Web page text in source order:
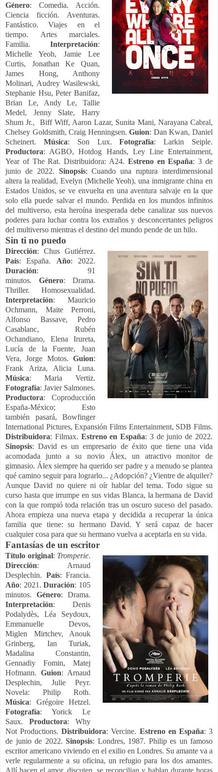
Género: Comedia. Acción.
Ciencia ficción. Aventuras.
Fantástico. Viajes en el
tiempo. Artes marciales.
Familia.Interpretación:
Michelle Yeoh, Jamie Lee
Curtis, Jonathan Ke Quan,
James Hong, Anthony
Molinari, Audrey Wasilewski,
Stephanie Hsu, Peter Banifaz,
Brian Le, Andy Le, Tallie
Medel, Jenny Slate, Harry
Shum Jr., Biff Wiff, Aaron Lazar, Sunita Mani, Narayana Cabral,
Chelsey Goldsmith, Craig Henningsen.Guion: Dan Kwan, Daniel
Scheinert. Música: Son Lux.Fotografía: Larkin Seiple.
Productora: AGBO, Hotdog Hands, Ley Line Entertainment,
Year of The Rat. Distribuidora: A24. Estreno en España: 3 de
junio de 2022. Sinopsis: Cuando una ruptura interdimensional
altera la realidad, Evelyn (Michelle Yeoh), una inmigrante china en
Estados Unidos, se ve envuelta en una aventura salvaje en la que
solo ella puede salvar el mundo. Perdida en los mundos infinitos
del multiverso, esta heroína inesperada debe canalizar sus nuevos
poderes para luchar contra los extraños y desconcertantes peligros
del multiverso mientras el destino del mundo pende de un hilo.
Sin ti no puedo
Dirección: Chus Gutiérrez.
País: España. Año: 2022.
Duración: 91
minutos.Género: Drama.
Thriller. Homosexualidad.
Interpretación: Mauricio
Ochmann, Maite Perroni,
Alfonso Bassave, Pedro
Casablanc, Rubén
Ochandiano, Elena Irureta,
Lucía de la Fuente, Juan
Vera, Jorge Motos.Guion:
Frank Ariza, Alicia Luna.
Música: Maria Vertiz.
Fotografía: Javier Salmones.
Productora: Coproducción
España-México; Esto
también pasará, Bowfinger
International Pictures, Expansión Films Entertainment, SDB Films.
Distribuidora: Filmax. Estreno en España: 3 de junio de 2022.
Sinopsis: David es un empresario de éxito que tiene una vida
acomodada junto a su novio Álex, un atractivo monitor de
gimnasio. Álex siempre ha querido ser padre y a menudo se plantea
qué camino seguir para lograrlo... ¿Adopción? ¿Vientre de alquiler?
Aunque David no quiere ni oír hablar del tema. Todo sigue su
curso hasta que irrumpe en sus vidas Blanca, la hermana de David
con la que rompió toda relación tras un oscuro suceso del pasado.
Ahora empieza una nueva etapa y decidida a recuperar la única
familia que tiene: su hermano David. Y será capaz de hacer
cualquier cosa para que su hermano vuelva a aceptarla en su vida.
Fantasías de un escritor
Título original: Tromperie.
Dirección: Arnaud
Desplechin. País: Francia.
Año: 2021.Duración: 105
minutos.Género: Drama.
Interpretación: Denis
Podalydès, Léa Seydoux,
Emmanuelle Devos,
Miglen Mirtchev, Anouk
Grinberg, Ian Turiak,
Madalina Constantin,
Gennadiy Fomin, Matej
Hofmann.Guion: Arnaud
Desplechin, Julie Peyr.
Novela: Philip Roth.
Música: Grégoire Hetzel.
Fotografía: Yorick Le
Saux.Productora: Why
Not Productions.Distribuidora: Vercine. Estreno en España: 3
de junio de 2022. Sinopsis: Londres, 1987. Philip es un famoso
escritor americano viviendo en el exilio en Londres. Su amante va a
verle regularmente a su oficina, un refugio para los dos amantes.
Allí hacen el amor, discuten, se reconcilian y hablan durante horas